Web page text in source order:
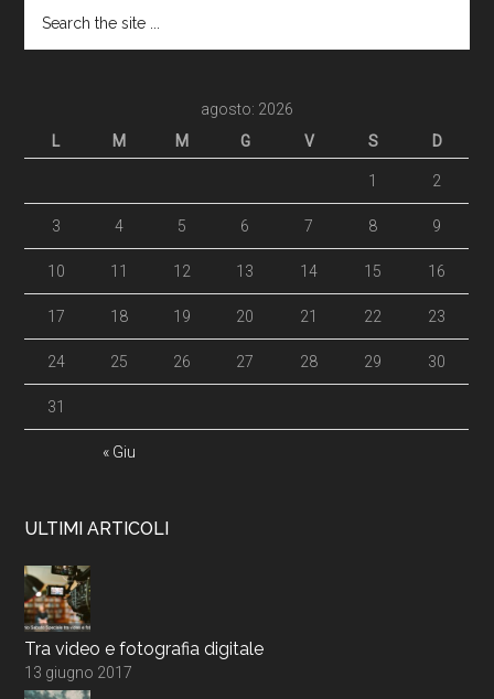
agosto: 2026
L
M M G V S D
« Giu
1 2
3 4 5 6 7 8 9
10 11 12 13 14 15 16
17 18 19 20 21 22 23
24 25 26 27 28 29 30
31
ULTIMI ARTICOLI
Tra video e fotografia digitale
13 giugno 2017